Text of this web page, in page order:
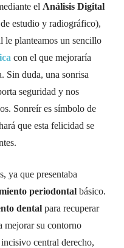
el Análisis Digital
estudio y radiográfico),
planteamos un sencillo
con el que mejoraría
Sin duda, una sonrisa
seguridad y nos
Sonreír es símbolo de
que esta felicidad se
ya que presentaba
periodontalbásico.
dentalpara recuperar
mejorar su contorno
central derecho,